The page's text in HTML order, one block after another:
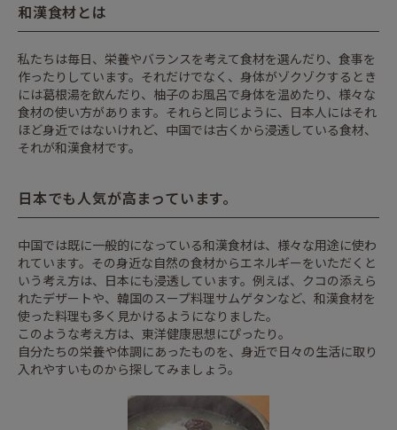
和漢食材とは
私たちは毎日、栄養やバランスを考えて食材を選んだり、食事を
作ったりしています。それだけでなく、身体がゾクゾクするとき
には葛根湯を飲んだり、柚子のお風呂で身体を温めたり、様々な
食材の使い方があります。それらと同じように、日本人にはそれ
ほど身近ではないけれど、中国では古くから浸透している食材、
それが和漢食材です。
日本でも人気が高まっています。
中国では既に一般的になっている和漢食材は、様々な用途に使わ
れています。その身近な自然の食材からエネルギーをいただくと
いう考え方は、日本にも浸透しています。例えば、クコの添えら
れたデザートや、韓国のスープ料理サムゲタンなど、和漢食材を
使った料理も多く見かけるようになりました。
このような考え方は、東洋健康思想にぴったり。
自分たちの栄養や体調にあったものを、身近で日々の生活に取り
入れやすいものから探してみましょう。
ショッピングガイド